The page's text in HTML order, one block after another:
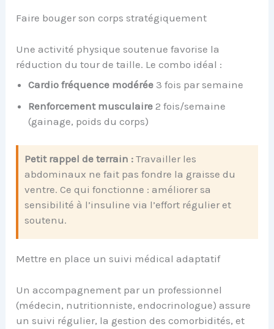
Faire bouger son corps stratégiquement
Une activité physique soutenue favorise la
réduction du tour de taille. Le combo idéal :
Cardio fréquence modérée 3 fois par semaine
Renforcement musculaire 2 fois/semaine
(gainage, poids du corps)
Petit rappel de terrain : Travailler les
abdominaux ne fait pas fondre la graisse du
ventre. Ce qui fonctionne : améliorer sa
sensibilité à l’insuline via l’effort régulier et
soutenu.
Mettre en place un suivi médical adaptatif
Un accompagnement par un professionnel
(médecin, nutritionniste, endocrinologue) assure
un suivi régulier, la gestion des comorbidités, et